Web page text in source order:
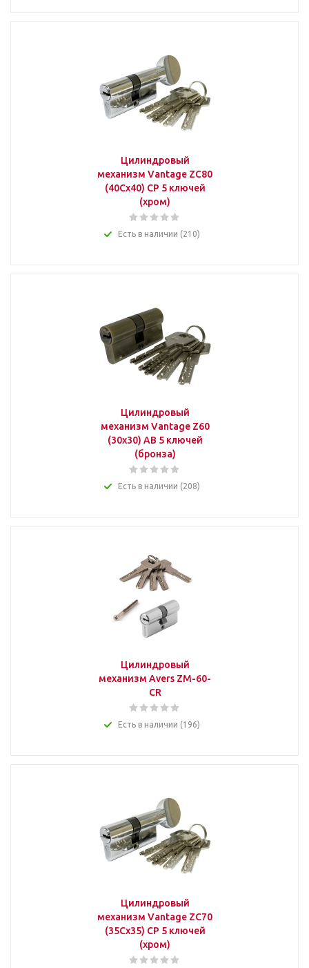
Цилиндровый
механизм Vantage ZC80
(40Cx40) СР 5 ключей
(хром)
Есть в наличии (210)
Цилиндровый
механизм Vantage Z60
(30x30) AB 5 ключей
(бронза)
Есть в наличии (208)
Цилиндровый
механизм Avers ZM-60-
CR
Есть в наличии (196)
Цилиндровый
механизм Vantage ZC70
(35Cx35) СР 5 ключей
(хром)